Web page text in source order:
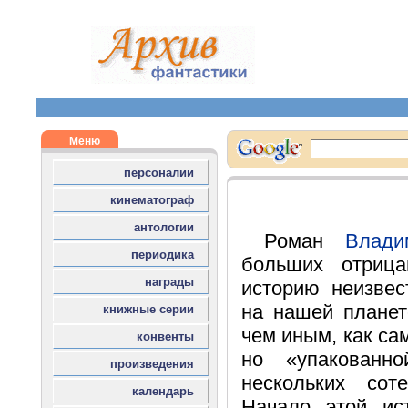
Роман
больших
историю
на нашей
чем иным, как
но
нескольких